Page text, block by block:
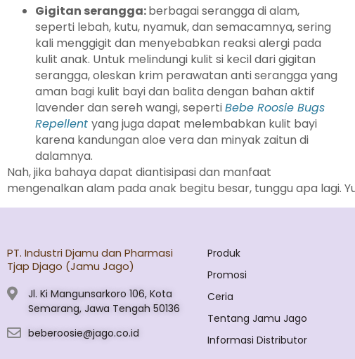
Gigitan serangga:berbagai serangga di alam,
seperti lebah, kutu, nyamuk, dan semacamnya, sering
kali menggigit dan menyebabkan reaksi alergi pada
kulit anak. Untuk melindungi kulit si kecil dari gigitan
serangga, oleskan krim perawatan anti serangga yang
aman bagi kulit bayi dan balita dengan bahan aktif
lavender dan sereh wangi, sepertiBebe Roosie Bugs
Repellent yang juga dapat melembabkan kulit bayi
karena kandungan aloe vera dan minyak zaitun di
dalamnya.
Nah, jika bahaya dapat diantisipasi dan manfaat
mengenalkan alam pada anak begitu besar, tunggu apa lagi.
PT. Industri Djamu dan Pharmasi
Tjap Djago (Jamu Jago)
Jl. Ki Mangunsarkoro 106, Kota
Semarang, Jawa Tengah 50136
beberoosie@jago.co.id
Produk
Promosi
Ceria
Tentang Jamu Jago
Informasi Distributor